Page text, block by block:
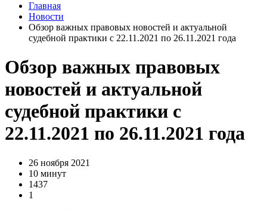
Главная
Новости
Обзор важных правовых новостей и актуальной
судебной практики с 22.11.2021 по 26.11.2021 года
Обзор важных правовых
новостей и актуальной
судебной практики с
22.11.2021 по 26.11.2021 года
26 ноября 2021
10 минут
1437
1